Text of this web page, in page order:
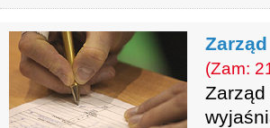
(Zam:
Zarząd